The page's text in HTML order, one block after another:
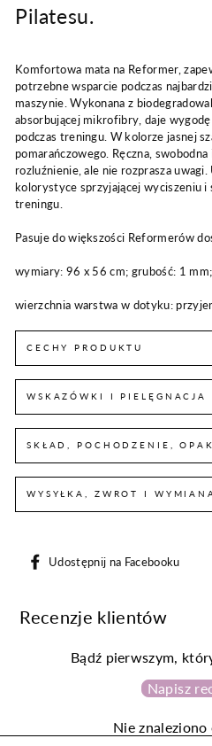
Pilatesu.
Komfortowa mata na Reformer,
potrzebne wsparcie podczas
maszynie. Wykonana z
absorbującej mikrofibry, daje
podczas treningu. W kolorze jasnej
pomarańczowego. Ręczna,
rozluźnienie, ale nie rozprasza
kolorystyce sprzyjającej wyciszeniu i
treningu.
Pasuje do większości Reformerów
wymiary: 96 x 56 cm; grubość: 1
wierzchnia warstwa w dotyku:
CECHY PRODUKTU
WSKAZÓWKI I PIELĘGNACJA
SKŁAD, POCHODZENIE,
WYSYŁKA, ZWROT I
Udostępnij na Facebooku
Recenzje klientów
Bądź pierwszym,
Napisz
Nie